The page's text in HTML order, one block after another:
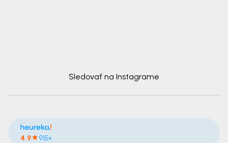
Sledovať na Instagrame
4.9 915×